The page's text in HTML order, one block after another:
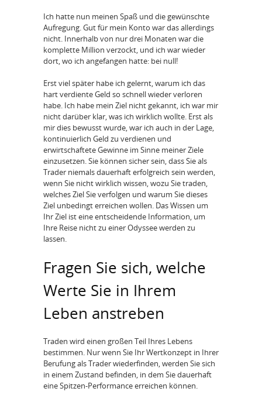
Ich hatte nun meinen Spaß und die gewünschte
Aufregung. Gut für mein Konto war das allerdings
nicht. Innerhalb von nur drei Monaten war die
komplette Million verzockt, und ich war wieder
dort, wo ich angefangen hatte: bei null!
Erst viel später habe ich gelernt, warum ich das
hart verdiente Geld so schnell wieder verloren
habe. Ich habe mein Ziel nicht gekannt, ich war mir
nicht darüber klar, was ich wirklich wollte. Erst als
mir dies bewusst wurde, war ich auch in der Lage,
kontinuierlich Geld zu verdienen und
erwirtschaftete Gewinne im Sinne meiner Ziele
einzusetzen. Sie können sicher sein, dass Sie als
Trader niemals dauerhaft erfolgreich sein werden,
wenn Sie nicht wirklich wissen, wozu Sie traden,
welches Ziel Sie verfolgen und warum Sie dieses
Ziel unbedingt erreichen wollen. Das Wissen um
Ihr Ziel ist eine entscheidende Information, um
Ihre Reise nicht zu einer Odyssee werden zu
lassen.
Fragen Sie sich, welche
Werte Sie in Ihrem
Leben anstreben
Traden wird einen großen Teil Ihres Lebens
bestimmen. Nur wenn Sie Ihr Wertkonzept in Ihrer
Berufung als Trader wiederfinden, werden Sie sich
in einem Zustand befinden, in dem Sie dauerhaft
eine Spitzen-Performance erreichen können.